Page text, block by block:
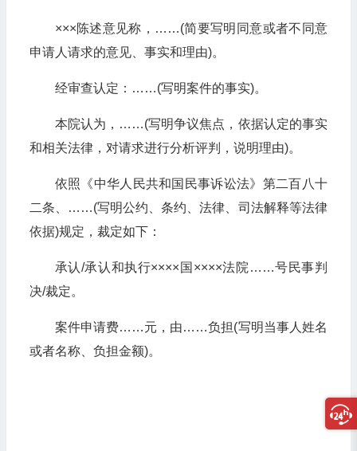
×××陈述意见称，……(简要写明同意或者不同意
申请人请求的意见、事实和理由)。
经审查认定：……(写明案件的事实)。
本院认为，……(写明争议焦点，依据认定的事实
和相关法律，对请求进行分析评判，说明理由)。
依照《中华人民共和国民事诉讼法》第二百八十
二条、……(写明公约、条约、法律、司法解释等法律
依据)规定，裁定如下：
承认/承认和执行××××国××××法院……号民事判
决/裁定。
案件申请费……元，由……负担(写明当事人姓名
或者名称、负担金额)。